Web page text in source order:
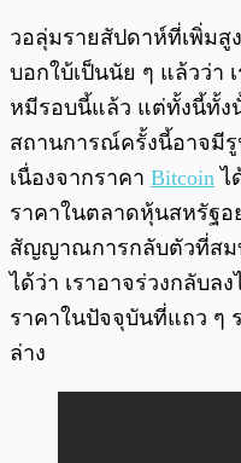
วอลุ่มรายสัปดาห์ที่เพิ่มสู
บอกใบ้เป็นนัย ๆ แล้วว่า
หมีรอบนี้แล้ว แต่ทั้งนี้ทั้ง
สถานการณ์ครั้งนี้อาจมี
เนื่องจากราคา Bitcoin ไ
ราคาในตลาดหุ้นสหรัฐ
สัญญาณการกลับตัวที่สม
ได้ว่า เราอาจร่วงกลับล
ราคาในปัจจุบันที่แถว ๆ ร
ล่าง